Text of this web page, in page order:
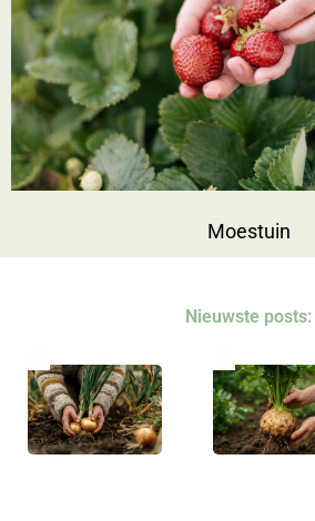
Moestuin
Nieuwste posts: